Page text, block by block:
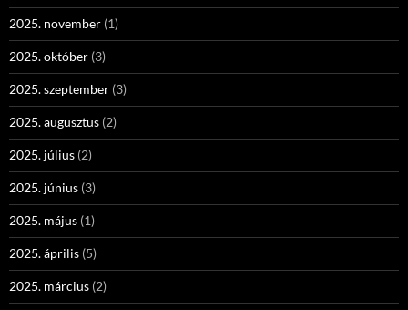
2025. november (1)
2025. október (3)
2025. szeptember (3)
2025. augusztus (2)
2025. július (2)
2025. június (3)
2025. május (1)
2025. április (5)
2025. március (2)